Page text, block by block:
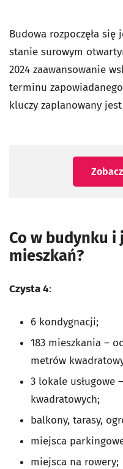
Budowa rozpoczęła się
stanie surowym
2024 zaawansowanie
terminu
kluczy zaplanowany
Co w budynku i
mieszkań?
Czysta 4:
6 kondygnacji;
183 mieszkania –
metrów
3 lokale usługowe
kwadratowych;
balkony, tarasy,
miejsca
miejsca na rowery;